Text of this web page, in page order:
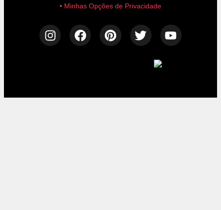
• Minhas Opções de Privacidade